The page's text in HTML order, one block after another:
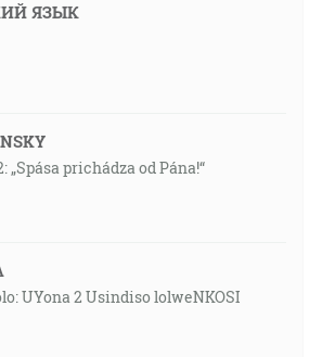
ЯЗЫК
„Spása prichádza od Pána!“
UYona 2 Usindiso lolweNKOSI